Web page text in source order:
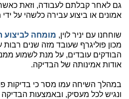
גם לאחר קבלתם לעבודה, וזאת
אמונים או ביצוע עבירה כלשהי על
שוחחנו עם יניר לוין, מומחה לביצוע
מכון פוליגרף שעובד מזה שנים רבות
הבודקים עובדים, על מנת לשמוע
אודות אמינותה של הבדיקה.
במהלך השיחה עמו מסר כי בדיקות
ונגיש לכל מעסיק, ובאמצעות